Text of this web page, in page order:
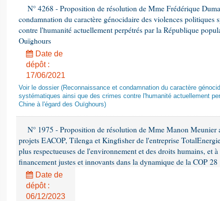
N° 4268 - Proposition de résolution de Mme Frédérique
condamnation du caractère génocidaire des violences politiques
contre l'humanité actuellement perpétrés par la République
Ouïghours
Date de
dépôt :
17/06/2021
Voir le dossier (Reconnaissance et condamnation du caractère
systématiques ainsi que des crimes contre l'humanité actuellement
Chine à l'égard des Ouïghours)
N° 1975 - Proposition de résolution de Mme Manon Meunier
projets EACOP, Tilenga et Kingfisher de l'entreprise
plus respectueuses de l'environnement et des droits humains, et
financement justes et innovants dans la dynamique de la COP 28
Date de
dépôt :
06/12/2023